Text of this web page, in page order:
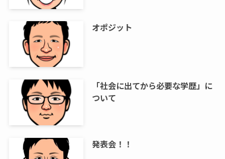
オポジット
「社会に出てから必要な学歴」に
ついて
発表会！！